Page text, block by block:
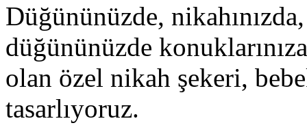
Düğününüzde,
düğününüzde
olan özel nikah şekeri,
tasarlıyoruz.